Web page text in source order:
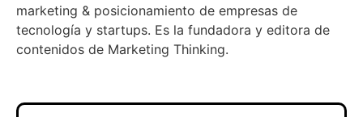
marketing & posicionamiento de empresas de
tecnología y startups. Es la fundadora y editora de
contenidos de Marketing Thinking.